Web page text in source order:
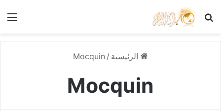
بحث عن
الرئيسية /
Mocquin
Mocquin